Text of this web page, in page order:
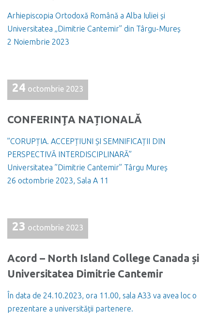
Arhiepiscopia Ortodoxă Română a Alba Iuliei și
Universitatea „Dimitrie Cantemir” din Târgu-Mureș
2 Noiembrie 2023
24 octombrie 2023
CONFERINŢA NAȚIONALĂ
”CORUPȚIA. ACCEPȚIUNI ȘI SEMNIFICAȚII DIN
PERSPECTIVĂ INTERDISCIPLINARĂ”
Universitatea ”Dimitrie Cantemir” Târgu Mureș
26 octombrie 2023, Sala A 11
23 octombrie 2023
Acord – North Island College Canada și
Universitatea Dimitrie Cantemir
În data de 24.10.2023, ora 11.00, sala A33 va avea loc o
prezentare a universității partenere.